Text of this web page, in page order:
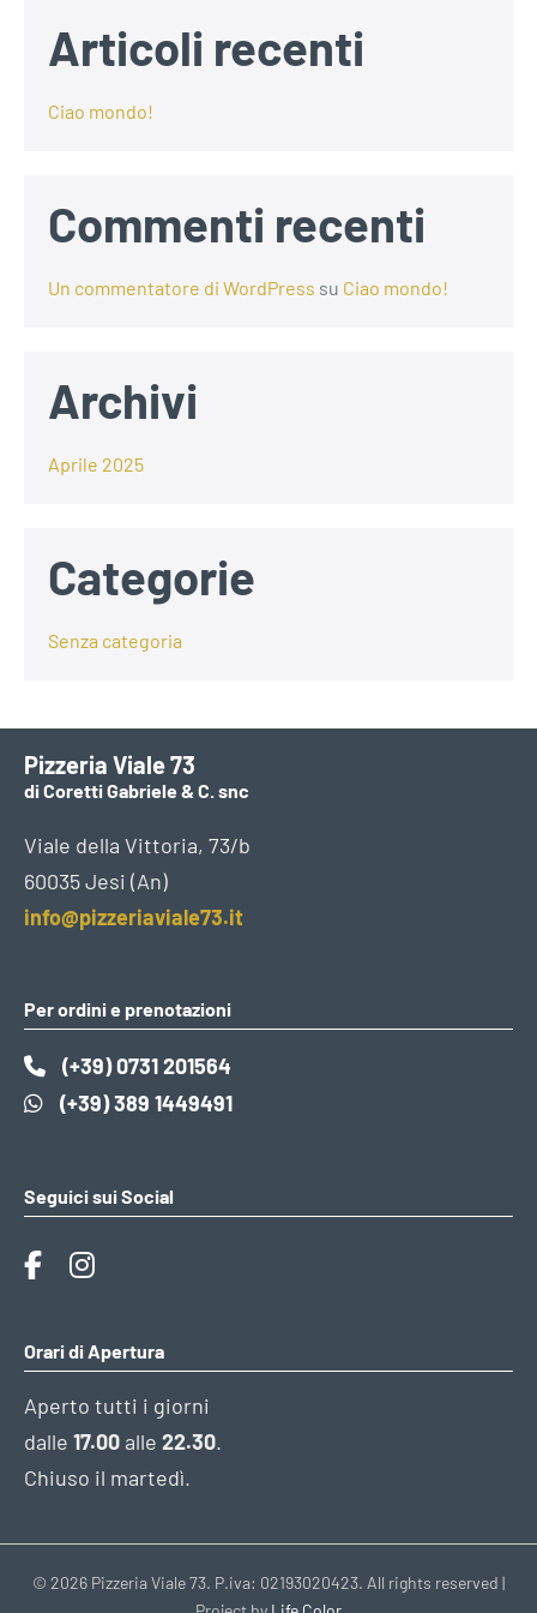
Articoli recenti
Ciao mondo!
Commenti recenti
Un commentatore di WordPress su Ciao mondo!
Archivi
Aprile 2025
Categorie
Senza categoria
Pizzeria Viale 73
di Coretti Gabriele & C. snc
Viale della Vittoria, 73/b
60035 Jesi (An)
info@pizzeriaviale73.it
Per ordini e prenotazioni
(+39) 0731 201564
(+39) 389 1449491
Seguici sui Social
Orari di Apertura
Aperto tutti i giorni
dalle 17.00 alle 22.30.
Chiuso il martedì.
© 2026 Pizzeria Viale 73. P.iva: 02193020423. All rights reserved |